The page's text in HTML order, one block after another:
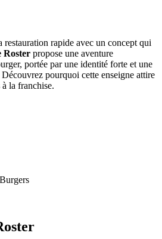
restauration rapide avec un concept qui
Roster propose une aventure
portée par une identité forte et une
pourquoi cette enseigne attire
la franchise.